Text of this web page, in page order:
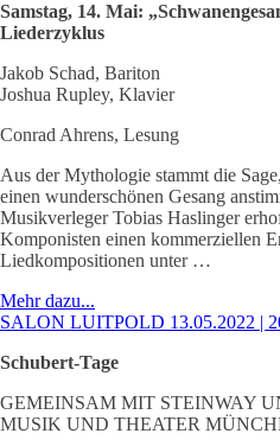
Samstag, 14. Mai:
Liederzyklus
Jakob Schad, Bariton
Joshua Rupley, Klavier
Conrad Ahrens, Lesung
Aus der Mythologie stammt die
einen wunderschönen Gesang
Musikverleger Tobias Haslinger
Komponisten einen kommerziellen
Liedkompositionen unter …
Mehr dazu...
SALON LUITPOLD 13.05.2022 |
Schubert-Tage
GEMEINSAM MIT STEINWAY
MUSIK UND THEATER